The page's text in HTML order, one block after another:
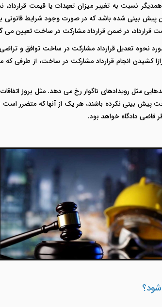
همدیگر نسبت به تغییر میزان تعهدات یا قیمت
بینی شده باشد که در صورت وجود شرایط قانونی
در ضمن قرارداد مشارکت در ساخت تعیین می
نحوه تعدیل قرارداد مشارکت در ساخت توافق و
کشیدن انجام قرارداد مشارکت در ساخت، از
مثل رویدادهای ناگوار رخ می دهد. مثل بروز
پیش بینی نکرده باشند، هر یک از آنها که متضرر است
قاضی دادگاه خواهد بود.